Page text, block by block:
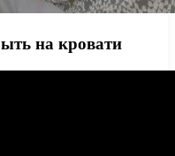
на кровати